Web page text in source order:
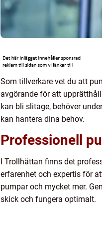
Som tillverkare vet du att
avgörande för att
kan bli slitage, behöver
kan hantera dina behov.
Professionell
I Trollhättan finns det
erfarenhet och expertis för
pumpar och mycket mer.
skick och fungera optimalt.